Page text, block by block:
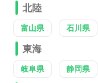
北陸
富山県 石川県
東海
岐阜県 静岡県